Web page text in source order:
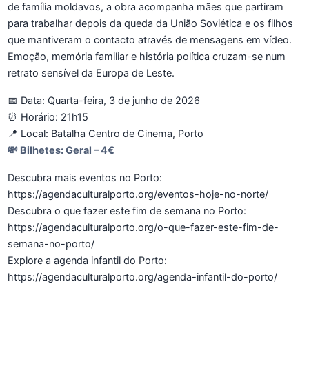
de família moldavos, a obra acompanha mães que partiram
para trabalhar depois da queda da União Soviética e os filhos
que mantiveram o contacto através de mensagens em vídeo.
Emoção, memória familiar e história política cruzam-se num
retrato sensível da Europa de Leste.
📅 Data: Quarta-feira, 3 de junho de 2026
⏰ Horário: 21h15
📍 Local: Batalha Centro de Cinema, Porto
💸 Bilhetes: Geral – 4€
Descubra mais eventos no Porto:
https://agendaculturalporto.org/eventos-hoje-no-norte/
Descubra o que fazer este fim de semana no Porto:
https://agendaculturalporto.org/o-que-fazer-este-fim-de-
semana-no-porto/
Explore a agenda infantil do Porto:
https://agendaculturalporto.org/agenda-infantil-do-porto/